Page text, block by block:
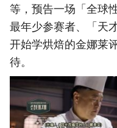
等，预告一场「全球
最年少参赛者、「天
开始学烘焙的金娜莱
待。